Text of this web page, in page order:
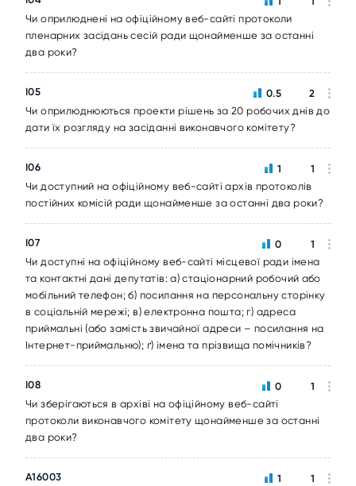
Чи оприлюднені на офіційному веб-сайті протоколи
пленарних засідань сесій ради щонайменше за останні
два роки?
I05
Чи оприлюднюються проекти рішень за 20 робочих днів до
дати їх розгляду на засіданні виконавчого комітету?
0.5 2
I06
Чи доступний на офіційному веб-сайті архів протоколів
постійних комісій ради щонайменше за останні два роки?
1 1
I07
Чи доступні на офіційному веб-сайті місцевої ради імена
та контактні дані депутатів: а) стаціонарний робочий або
мобільний телефон; б) посилання на персональну сторінку
в соціальній мережі; в) електронна пошта; г) адреса
приймальні (або замість звичайної адреси – посилання на
Інтернет-приймальню); ґ) імена та прізвища помічників?
0 1
I08
Чи зберігаються в архіві на офіційному веб-сайті
протоколи виконавчого комітету щонайменше за останні
два роки?
0 1
A16003
1 1